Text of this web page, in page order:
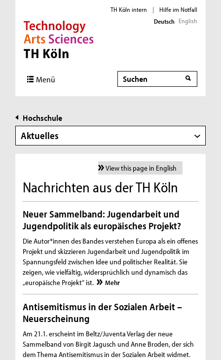
Direkt zur Hauptnavigation
Direkt zur Subnavigation
Direkt zum Inhalt
Direkt zum Fußbereich
TH Köln intern |
Hilfe im Notfall
Deutsch English
Menü Suche
Hochschule
Aktuelles
View this page in English
Nachrichten aus der TH Köln
Neuer Sammelband: Jugendarbeit und
Jugendpolitik als europäisches Projekt?
Die Autor*innen des Bandes verstehen Europa als ein offenes
Projekt und skizzieren Jugendarbeit und Jugendpolitik im
Spannungsfeld zwischen Idee und politischer Realität. Sie
zeigen, wie vielfältig, widersprüchlich und dynamisch das
„europäische Projekt“ ist.
Mehr
Antisemitismus in der Sozialen Arbeit –
Neuerscheinung
Am 21.1. erscheint im Beltz/Juventa Verlag der neue
Sammelband von Birgit Jagusch und Anne Broden, der sich
dem Thema Antisemitismus in der Sozialen Arbeit widmet.